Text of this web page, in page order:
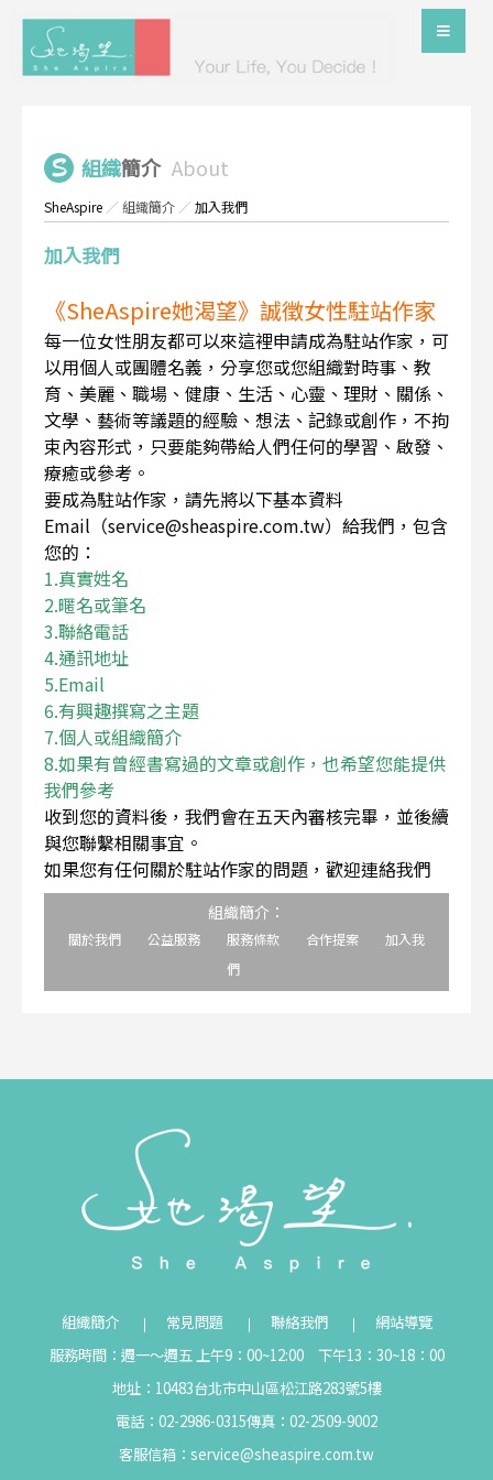
組織簡介 About
SheAspire ／組織簡介 ／加入我們
加入我們
《SheAspire她渴望》誠徵女性駐站作家
每一位女性朋友都可以來這裡申請成為駐站作家，可
以用個人或團體名義，分享您或您組織對時事、教
育、美麗、職場、健康、生活、心靈、理財、關係、
文學、藝術等議題的經驗、想法、記錄或創作，不拘
束內容形式，只要能夠帶給人們任何的學習、啟發、
療癒或參考。
要成為駐站作家，請先將以下基本資料
Email（service@sheaspire.com.tw）給我們，包含
您的：
1.真實姓名
2.暱名或筆名
3.聯絡電話
4.通訊地址
5.Email
6.有興趣撰寫之主題
7.個人或組織簡介
8.如果有曾經書寫過的文章或創作，也希望您能提供
我們參考
收到您的資料後，我們會在五天內審核完畢，並後續
與您聯繫相關事宜。
如果您有任何關於駐站作家的問題，歡迎連絡我們
組織簡介：
關於我們 公益服務 服務條款 合作提案
加入我
們
組織簡介 常見問題 聯絡我們
網站導覽
服務時間：週一～週五 上午9：00~12:00 下午13：30~18：00
地址：10483台北市中山區松江路283號5樓
電話：02-2986-0315傳真：02-2509-9002
客服信箱： service@sheaspire.com.tw